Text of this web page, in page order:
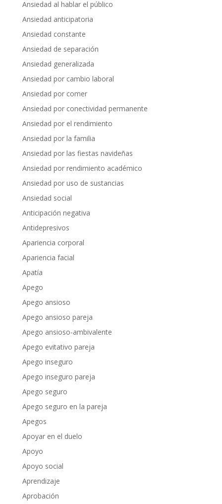
Ansiedad al hablar el público
Ansiedad anticipatoria
Ansiedad constante
Ansiedad de separación
Ansiedad generalizada
Ansiedad por cambio laboral
Ansiedad por comer
Ansiedad por conectividad permanente
Ansiedad por el rendimiento
Ansiedad por la familia
Ansiedad por las fiestas navideñas
Ansiedad por rendimiento académico
Ansiedad por uso de sustancias
Ansiedad social
Anticipación negativa
Antidepresivos
Apariencia corporal
Apariencia facial
Apatía
Apego
Apego ansioso
Apego ansioso pareja
Apego ansioso-ambivalente
Apego evitativo pareja
Apego inseguro
Apego inseguro pareja
Apego seguro
Apego seguro en la pareja
Apegos
Apoyar en el duelo
Apoyo
Apoyo social
Aprendizaje
Aprobación